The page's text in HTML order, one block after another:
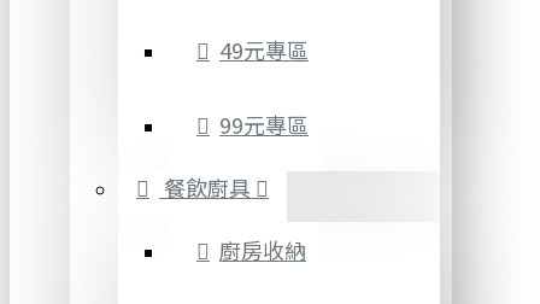
49元專區
99元專區
餐飲廚具
廚房收納